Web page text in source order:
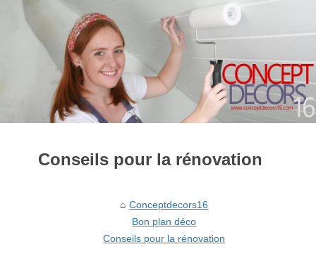
Conseils pour la rénovation
Conceptdecors16
Bon plan déco
Conseils pour la rénovation